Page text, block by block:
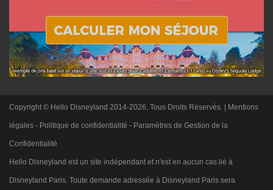
Copyright © Hello Disneyland 2014-2026, Tous Droits Réservés. | Mentions
légales - Politique de confidentialité - Paramètres de Gestion de la
Confidentialité
Hello Disneyland est un site indépendant et n'est en aucun cas lié à
Disneyland Paris. Toute demande adressée à Disneyland Paris sera